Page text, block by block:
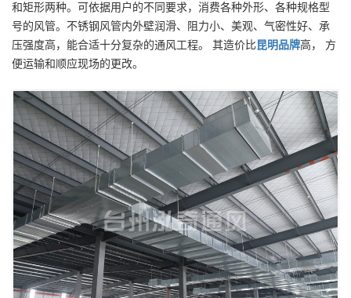
和矩形两种。可依据用户的不同要求，消费各种外形、各种规格型
号的风管。不锈钢风管内外壁润滑、阻力小、美观、气密性好、承
压强度高，能合适十分复杂的通风工程。 其造价比昆明 品牌高， 方
便运输和顺应现场的更改。